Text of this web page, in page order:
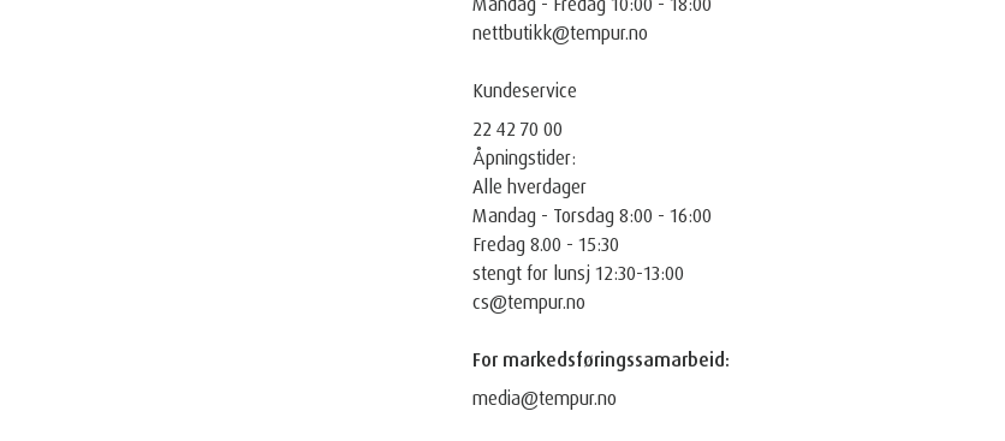
nettbutikk@tempur.no
Kundeservice
22 42 70 00
Åpningstider:
Alle hverdager
Mandag - Torsdag 8:00 - 16:00
Fredag 8.00 - 15:30
stengt for lunsj 12:30-13:00
cs@tempur.no
For markedsføringssamarbeid:
media@tempur.no